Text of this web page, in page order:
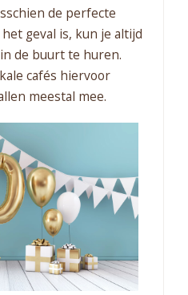
de perfecte
geval is, kun je altijd
de buurt te huren.
cafés hiervoor
meestal mee.